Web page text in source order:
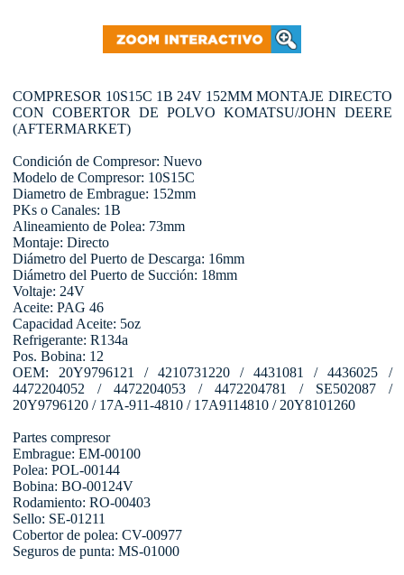
COMPRESOR 10S15C 1B 24V 152MM MONTAJE DIRECTO
CON COBERTOR DE POLVO KOMATSU/JOHN DEERE
(AFTERMARKET)
Condición de Compresor: Nuevo
Modelo de Compresor: 10S15C
Diametro de Embrague: 152mm
PKs o Canales: 1B
Alineamiento de Polea: 73mm
Montaje: Directo
Diámetro del Puerto de Descarga: 16mm
Diámetro del Puerto de Succión: 18mm
Voltaje: 24V
Aceite: PAG 46
Capacidad Aceite: 5oz
Refrigerante: R134a
Pos. Bobina: 12
OEM: 20Y9796121 / 4210731220 / 4431081 / 4436025 /
4472204052 / 4472204053 / 4472204781 / SE502087 /
20Y9796120 / 17A-911-4810 / 17A9114810 / 20Y8101260
Partes compresor
Embrague: EM-00100
Polea: POL-00144
Bobina: BO-00124V
Rodamiento: RO-00403
Sello: SE-01211
Cobertor de polea: CV-00977
Seguros de punta: MS-01000